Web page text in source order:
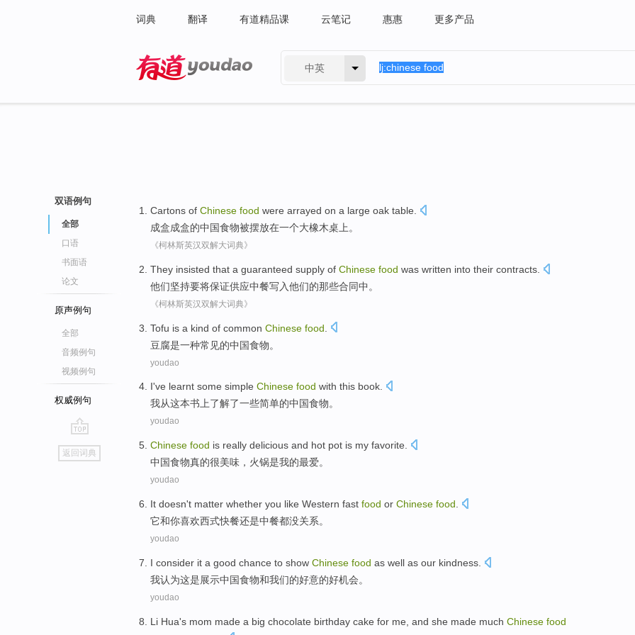
词典 翻译 有道精品课 云笔记 惠惠 更多产品
中英
双语例句
全部
口语
书面语
论文
原声例句
全部
音频例句
视频例句
权威例句
go
top
返回词典
Cartons of Chinese food were arrayed on a large oak table
成盒成盒的中国食物被摆放在一个大橡木桌上。
《柯林斯英汉双解大词典》
They insisted that a guaranteed supply of Chinese food was written into their contracts
他们坚持要将保证供应中餐写入他们的那些合同中。
《柯林斯英汉双解大词典》
Tofu is a kind of common Chinese food
豆腐是一种常见的中国食物。
youdao
I've learnt some simple Chinese food with this book.
我从这本书上了解了一些简单的中国食物。
youdao
Chinese food is really delicious and hot pot is my favorite.
中 国食物真的很美味，火锅是我的最爱。
youdao
It doesn't matter whether you like Western fast food or Chinese food
它和你喜欢西式快餐还是中餐都没关系。
youdao
I consider it a good chance to show Chinese food as well as our kindness.
我认为这是展示中国食物和我们的好意的好机会。
youdao
L i Hua's mom made a big chocolate birthday cake for me, and she made much Chinese food